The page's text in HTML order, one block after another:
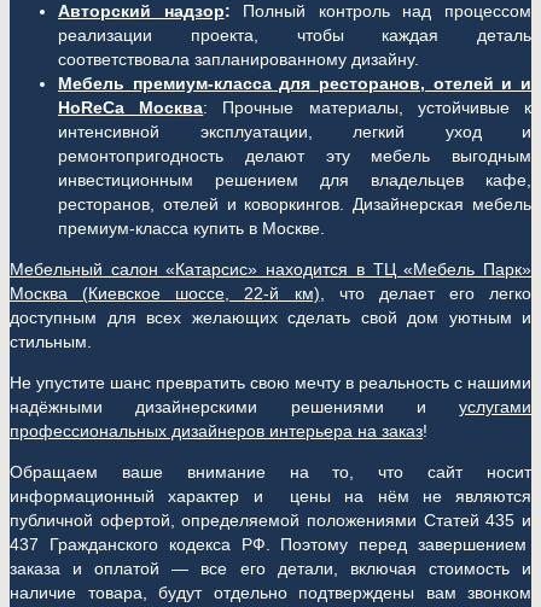
Авторский надзор: Полный контроль над процессом
реализации проекта, чтобы каждая деталь
соответствовала запланированному дизайну.
Мебель премиум-класса для ресторанов, отелей и и
HoReCa Москва: Прочные материалы, устойчивые к
интенсивной эксплуатации, легкий уход и
ремонтопригодность делают эту мебель выгодным
инвестиционным решением для владельцев кафе,
ресторанов, отелей и коворкингов. Дизайнерская мебель
премиум-класса купить в Москве.
Мебельный салон «Катарсис» находится в ТЦ «Мебель Парк»
Москва (Киевское шоссе, 22-й км) , что делает его легко
доступным для всех желающих сделать свой дом уютным и
стильным.
Не упустите шанс превратить свою мечту в реальность с нашими
надёжными дизайнерскими решениями и услугами
профессиональных дизайнеров интерьера на заказ!
Обращаем ваше внимание на то, что сайт носит
информационный характер и цены на нём не являются
публичной офертой, определяемой положениями Статей 435 и
437 Гражданского кодекса РФ. Поэтому перед завершением
заказа и оплатой — все его детали, включая стоимость и
наличие товара, будут отдельно подтверждены вам звонком